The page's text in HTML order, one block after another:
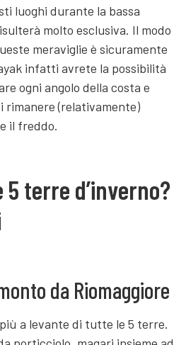
luoghi durante la bassa
molto esclusiva. Il modo
meraviglie è sicuramente
infatti avrete la possibilità
ogni angolo della costa e
(relativamente)
il freddo.
terre d’inverno?
da Riomaggiore
a levante di tutte le 5 terre.